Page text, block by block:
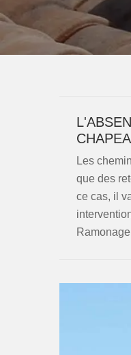
Les
que des
ce cas, il